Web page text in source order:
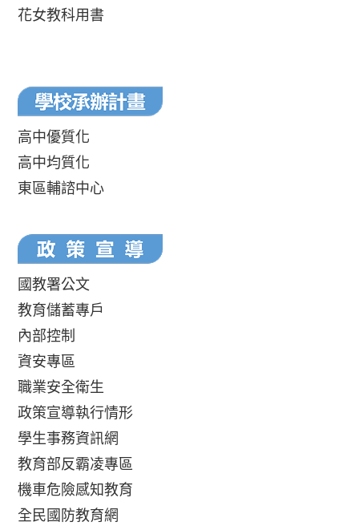
花女教科用書
高中優質化
高中均質化
東區輔諮中心
國教署公文
教育儲蓄專戶
內部控制
資安專區
職業安全衛生
政策宣導執行情形
學生事務資訊網
教育部反霸凌專區
機車危險感知教育
全民國防教育網